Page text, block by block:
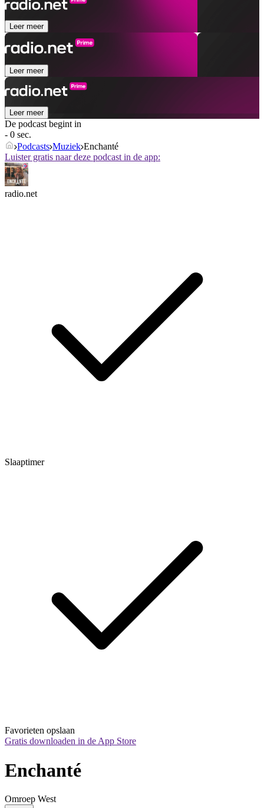
Leer meer
Leer meer
Leer meer
De podcast begint in
- 0 sec.
Podcasts Muziek Enchanté
Luister gratis naar deze podcast in de app:
radio.net
Slaaptimer
Favorieten opslaan
Gratis downloaden in de App Store
Enchanté
Omroep West